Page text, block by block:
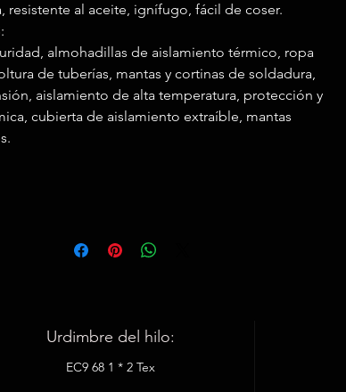
resistente al aceite, ignífugo, fácil de coser.
almohadillas de aislamiento térmico, ropa
de tuberías, mantas y cortinas de soldadura,
aislamiento de alta temperatura, protección y
cubierta de aislamiento extraíble, mantas
Urdimbre del hilo:
EC9 68 1 * 2 Tex